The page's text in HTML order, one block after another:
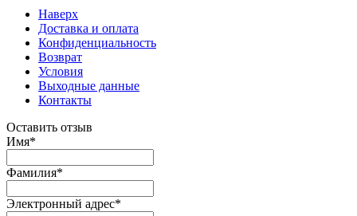
Наверх
Доставка и оплата
Конфиденциальность
Возврат
Условия
Выходные данные
Контакты
Оставить отзыв
Имя*
Фамилия*
Электронный адрес*